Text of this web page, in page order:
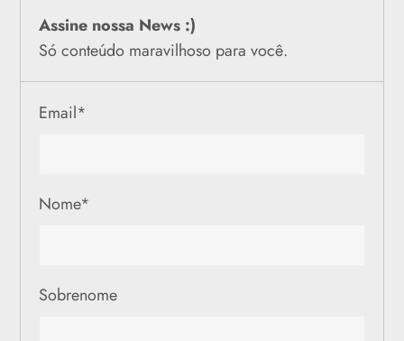
Assine nossa News :)
Só conteúdo maravilhoso para você.
Email*
Nome*
Sobrenome